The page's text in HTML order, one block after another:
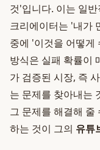
것'입니다. 이는 일
크리에이터는 '내가
중에 '이것을 어떻게
방식은 실패 확률이
가 검증된 시장, 즉
는 문제를 찾아내는
그 문제를 해결해 줄
하는 것이 그의 유튜